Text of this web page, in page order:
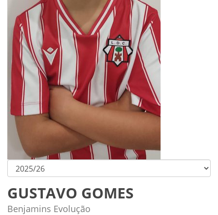
GUSTAVO GOMES
Benjamins Evolução